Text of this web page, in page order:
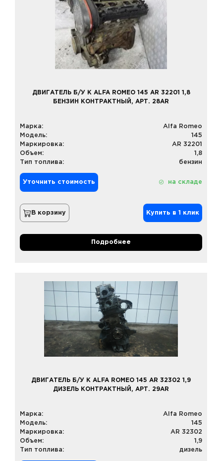
ДВИГАТЕЛЬ Б/У К ALFA ROMEO 145 AR 32201 1,8
БЕНЗИН КОНТРАКТНЫЙ, АРТ. 28AR
Марка:
Alfa Romeo
Модель:
145
Маркировка:
AR 32201
Объем:
1,8
Тип топлива:
бензин
Уточнить стоимость на складе
В корзину Купить в 1 клик
Подробнее
ДВИГАТЕЛЬ Б/У К ALFA ROMEO 145 AR 32302 1,9
ДИЗЕЛЬ КОНТРАКТНЫЙ, АРТ. 29AR
Марка:
Alfa Romeo
Модель:
145
Маркировка:
AR 32302
Объем:
1,9
Тип топлива:
дизель